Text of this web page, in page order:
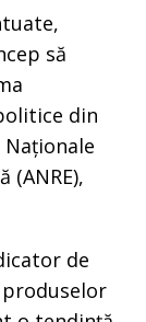
să
din
(ANRE),
de